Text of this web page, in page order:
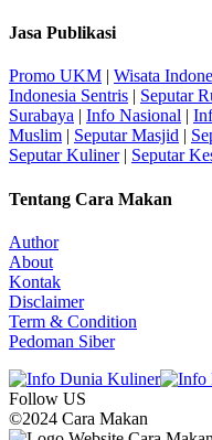
Jasa Publikasi
Promo UKM | Wisata
Indonesia Sentris | Seputar
Surabaya | Info Nasional |
Muslim | Seputar Masjid |
Seputar Kuliner| Seputar
Tentang Cara Makan
Author
About
Kontak
Disclaimer
Term & Condition
Pedoman Siber
Follow US
©2024 Cara Makan